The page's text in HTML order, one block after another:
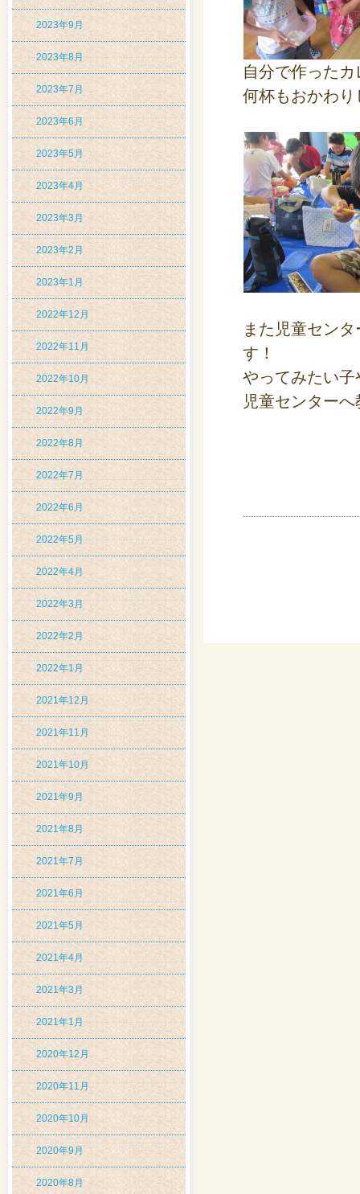
2023年9月
2023年8月
2023年7月
2023年6月
2023年5月
2023年4月
2023年3月
2023年2月
2023年1月
2022年12月
2022年11月
2022年10月
2022年9月
2022年8月
2022年7月
2022年6月
2022年5月
2022年4月
2022年3月
2022年2月
2022年1月
2021年12月
2021年11月
2021年10月
2021年9月
2021年8月
2021年7月
2021年6月
2021年5月
2021年4月
2021年3月
2021年1月
2020年12月
2020年11月
2020年10月
2020年9月
2020年8月
自分で作った
何杯もおかわ
また児童セン
す！
やってみたい
児童センター